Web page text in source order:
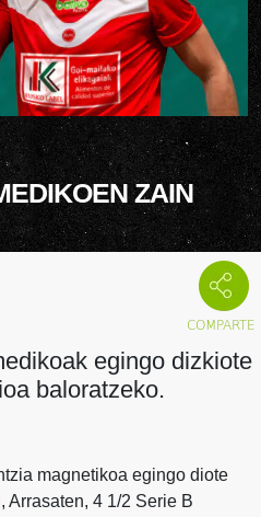
ZAIN
egingo dizkiote
baloratzeko.
magnetikoa egingo diote
Arrasaten, 4 1/2 Serie B